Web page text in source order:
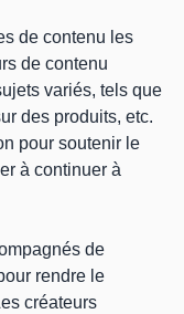
de contenu les
de contenu
variés, tels que
des produits, etc.
pour soutenir le
à continuer à
de
rendre le
créateurs